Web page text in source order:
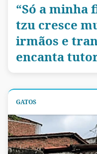
“Só a minha
tzu cresce
irmãos e
encanta
GATOS